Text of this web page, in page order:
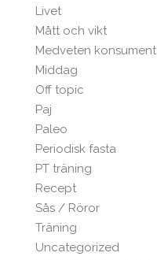
Livet
Mått och vikt
Medveten konsument
Middag
Off topic
Paj
Paleo
Periodisk fasta
PT träning
Recept
Sås / Röror
Träning
Uncategorized